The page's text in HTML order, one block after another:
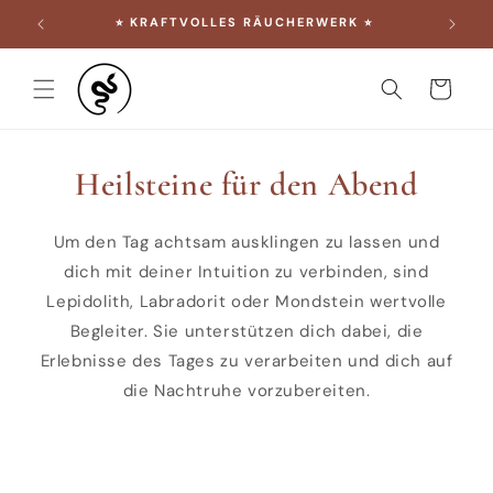
ZUM
⭐︎ KRAFTVOLLES RÄUCHERWERK ⭐︎
Warenkorb
Heilsteine für den Abend
Um den Tag achtsam ausklingen zu lassen und
dich mit deiner Intuition zu verbinden, sind
Lepidolith, Labradorit oder Mondstein wertvolle
Begleiter. Sie unterstützen dich dabei, die
Erlebnisse des Tages zu verarbeiten und dich auf
die Nachtruhe vorzubereiten.